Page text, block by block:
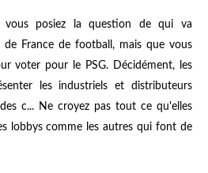
posiez la question de qui va
France de football, mais que vous
voter pour le PSG. Décidément, les
les industriels et distributeurs
c... Ne croyez pas tout ce qu'elles
lobbys comme les autres qui font de